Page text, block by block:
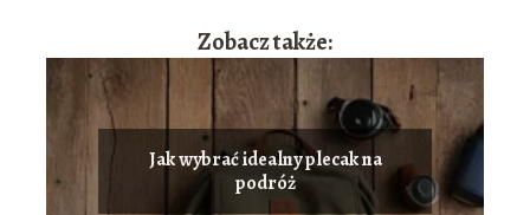
Zobacz także:
Jak wybrać idealny plecak na
podróż